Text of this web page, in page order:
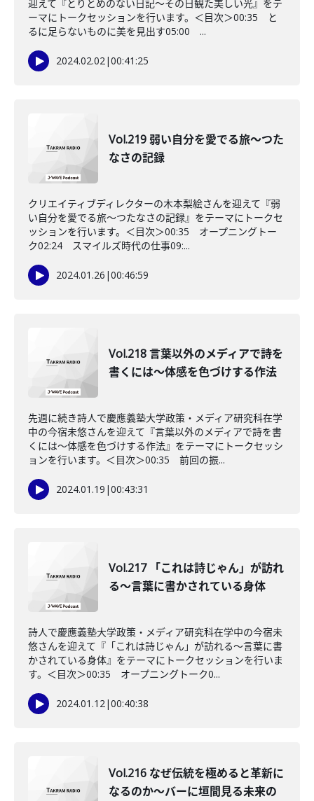
迎えて『とりとめのない日記〜その日観た美しい光』をテ
ーマにトークセッションを行います。＜目次＞00:35 と
るに足らないものに美を見出す05:00 ...
2024.02.02|00:41:25
Vol.219 弱い自分を愛でる旅〜つた
なさの記録
クリエイティブディレクターの木本梨絵さんを迎えて『弱
い自分を愛でる旅〜つたなさの記録』をテーマにトークセ
ッションを行います。＜目次＞00:35 オープニングトー
ク02:24 スマイルズ時代の仕事09:...
2024.01.26 |00:46:59
Vol.218 言葉以外のメディアで詩を
書くには〜体感を色づけする作法
先週に続き詩人で慶應義塾大学政策・メディア研究科在学
中の今宿未悠さんを迎えて『言葉以外のメディアで詩を書
くには〜体感を色づけする作法』をテーマにトークセッシ
ョンを行います。＜目次＞00:35 前回の振...
2024.01.19 |00:43:31
Vol.217 「これは詩じゃん」が訪れ
る〜言葉に書かされている身体
詩人で慶應義塾大学政策・メディア研究科在学中の今宿未
悠さんを迎えて『「これは詩じゃん」が訪れる〜言葉に書
かされている身体』をテーマにトークセッションを行いま
す。＜目次＞00:35 オープニングトーク0...
2024.01.12|00:40:38
Vol.216 なぜ伝統を極めると革新に
なるのか〜バーに垣間見る未来の